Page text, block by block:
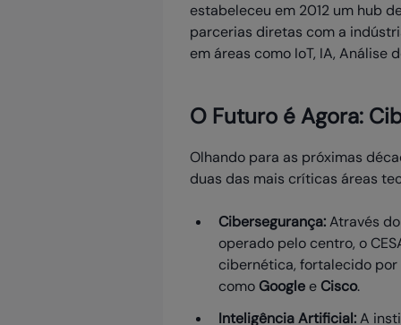
estabeleceu em 2012 um hub
parcerias diretas com a
em áreas como IoT, IA, Análise
O Futuro é Agora:
Olhando para as próximas
duas das mais críticas áreas
Cibersegurança:Através
operado pelo centro, o
cibernética, fortalecido
como Google e Cisco.
Inteligência Artificial:A